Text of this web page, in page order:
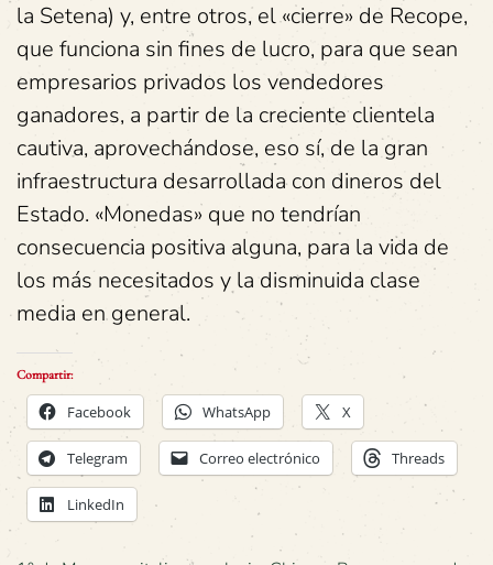
la Setena) y, entre otros, el «cierre» de Recope,
que funciona sin fines de lucro, para que sean
empresarios privados los vendedores
ganadores, a partir de la creciente clientela
cautiva, aprovechándose, eso sí, de la gran
infraestructura desarrollada con dineros del
Estado. «Monedas» que no tendrían
consecuencia positiva alguna, para la vida de
los más necesitados y la disminuida clase
media en general.
Compartir:
Facebook WhatsApp X
Telegram Correo electrónico Threads
LinkedIn